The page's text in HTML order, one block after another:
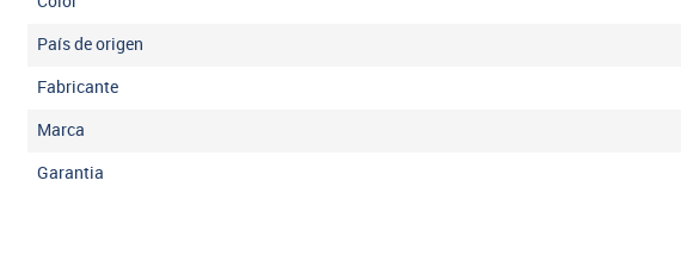
País de origen
Fabricante
Marca
Garantia